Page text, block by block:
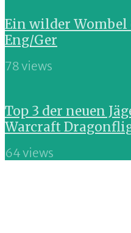
Ein wilder Wombel
Eng/Ger
78 views
Top 3 der neuen
Warcraft
64 views